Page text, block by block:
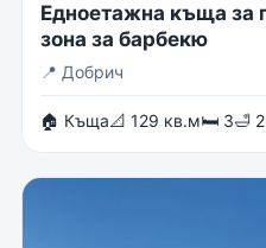
Едноетажна къща за
зона за барбекю
📍 Добрич
🏠 Къща📐 129 кв.м🛏 3🛁 2